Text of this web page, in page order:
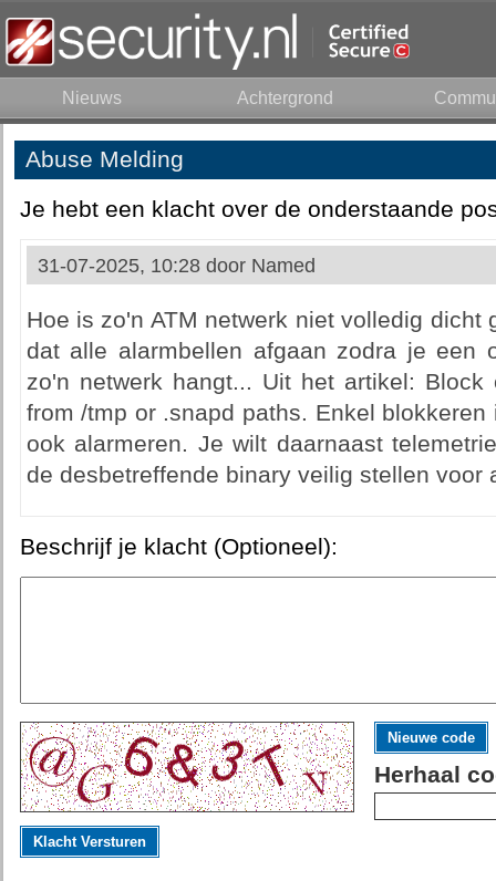
Nieuws Achtergrond
Abuse Melding
Je hebt een klacht over de onderstaande
31-07-2025, 10:28 door Named
Hoe is zo'n ATM netwerk niet volledig dicht
dat alle alarmbellen afgaan zodra je een
zo'n netwerk hangt... Uit het artikel:
from /tmp or .snapd paths. Enkel
ook alarmeren. Je wilt daarnaast
de desbetreffende binary veilig stellen voor
Beschrijf je klacht (Optioneel):
Nieuwe code
Herhaal
Klacht Versturen